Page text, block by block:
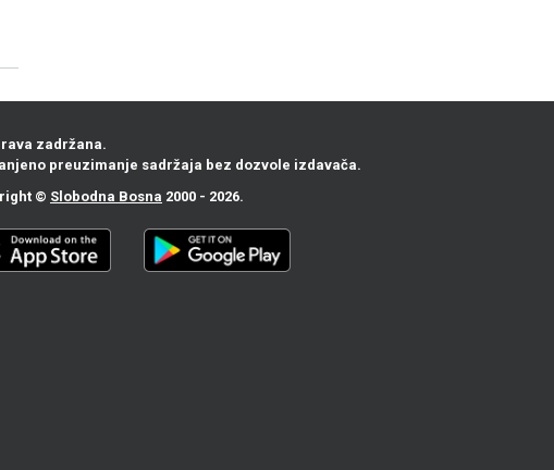
zadržana.
preuzimanje sadržaja bez dozvole izdavača.
© Slobodna Bosna 2000 - 2026.